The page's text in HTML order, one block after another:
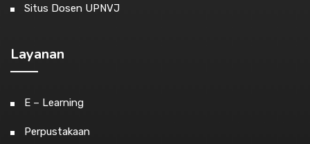
Situs Dosen UPNVJ
Layanan
E – Learning
Perpustakaan